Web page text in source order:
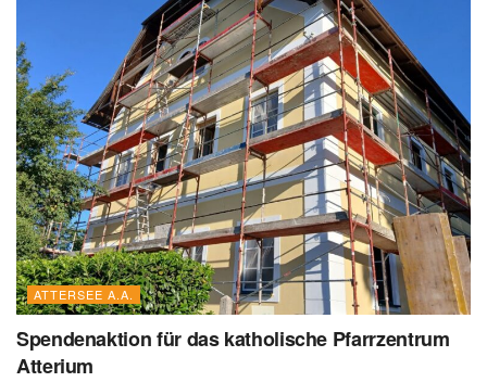
ATTERSEE A.A.
Spendenaktion für das katholische Pfarrzentrum
Atterium